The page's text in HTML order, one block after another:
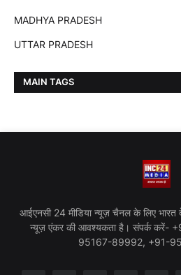
MADHYA PRADESH
UTTAR PRADESH
MAIN TAGS
आईएनसी 24 मीडिया न्यूज़ चैनल के लिए भारत
न्यूज़ एंकर की आवश्यकता है। संपर्क करें-
95167-89992, +91-